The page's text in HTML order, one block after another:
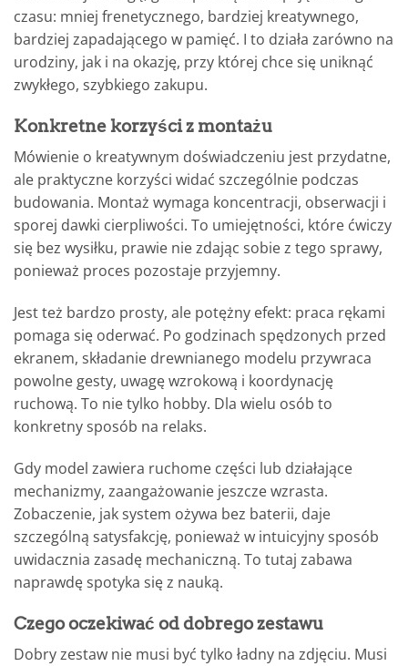
czasu: mniej frenetycznego, bardziej kreatywnego,
bardziej zapadającego w pamięć. I to działa zarówno na
urodziny, jak i na okazję, przy której chce się uniknąć
zwykłego, szybkiego zakupu.
Konkretne korzyści z montażu
Mówienie o kreatywnym doświadczeniu jest przydatne,
ale praktyczne korzyści widać szczególnie podczas
budowania. Montaż wymaga koncentracji, obserwacji i
sporej dawki cierpliwości. To umiejętności, które ćwiczy
się bez wysiłku, prawie nie zdając sobie z tego sprawy,
ponieważ proces pozostaje przyjemny.
Jest też bardzo prosty, ale potężny efekt: praca rękami
pomaga się oderwać. Po godzinach spędzonych przed
ekranem, składanie drewnianego modelu przywraca
powolne gesty, uwagę wzrokową i koordynację
ruchową. To nie tylko hobby. Dla wielu osób to
konkretny sposób na relaks.
Gdy model zawiera ruchome części lub działające
mechanizmy, zaangażowanie jeszcze wzrasta.
Zobaczenie, jak system ożywa bez baterii, daje
szczególną satysfakcję, ponieważ w intuicyjny sposób
uwidacznia zasadę mechaniczną. To tutaj zabawa
naprawdę spotyka się z nauką.
Czego oczekiwać od dobrego zestawu
Dobry zestaw nie musi być tylko ładny na zdjęciu. Musi